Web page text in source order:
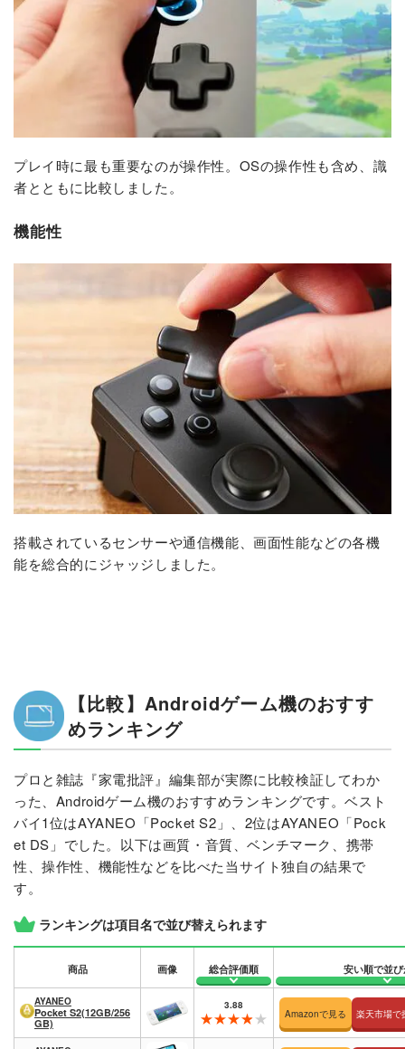
プレイ時に最も重要なのが操作性。OSの操作性も含め、識
者とともに比較しました。
機能性
搭載されているセンサーや通信機能、画面性能などの各機
能を総合的にジャッジしました。
【比較】Androidゲーム機のおすす
めランキング
プロと雑誌『家電批評』編集部が実際に比較検証してわか
った、Androidゲーム機のおすすめランキングです。ベスト
バイ1位はAYANEO「Pocket S2」、2位はAYANEO「Pock
et DS」でした。以下は画質・音質、ベンチマーク、携帯
性、操作性、機能性などを比べた当サイト独自の結果で
す。
ランキングは項目名で並び替えられます
商品 画像 総合評価順 安い順で並
AYANEO
Pocket S2(12GB/256
GB)
3.88
Amazonで見る 楽天市場で